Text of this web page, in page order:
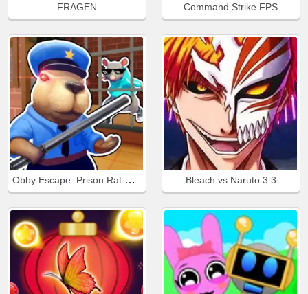
FRAGEN Command Strike FPS
Obby Escape: Prison Rat Dance Bleach vs Naruto 3.3